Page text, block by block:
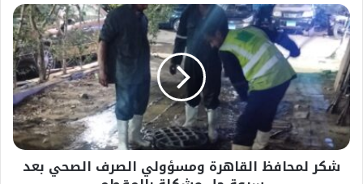
شكر
لمحافظ
القاهرة
ومسؤولي
الصرف
الصحي
بعد
سرعة
حل
مشكلة
شكر لمحافظ القاهرة ومسؤولي الصرف الصحي بعد